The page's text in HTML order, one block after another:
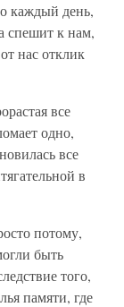
каждый день,
спешит к нам,
нас отклик
все
одно,
все
в
потому,
быть
того,
памяти, где